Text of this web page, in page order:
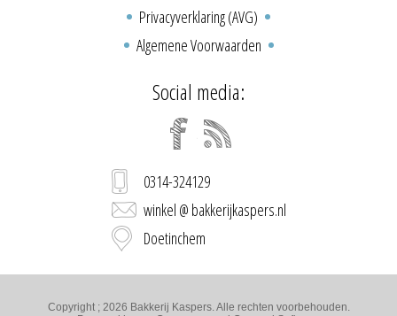
Privacyverklaring (AVG)
Algemene Voorwaarden
Social media:
0314-324129
winkel @ bakkerijkaspers.nl
Doetinchem
Copyright ; 2026 Bakkerij Kaspers. Alle rechten voorbehouden.